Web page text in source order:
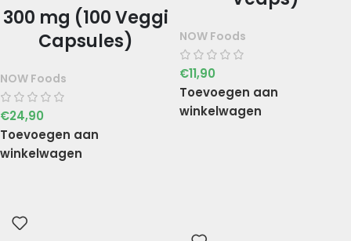
300 mg (100 Veggi
Capsules)
NOW Foods
€24,90
Toevoegen aan
winkelwagen
NOW Foods
€11,90
Toevoegen aan
winkelwagen